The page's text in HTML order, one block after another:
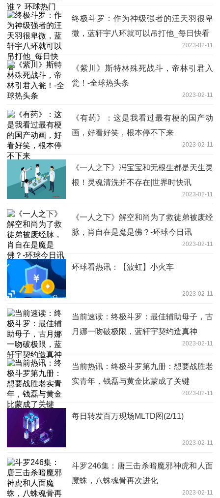
终极斗罗：作为神级强者的汪天羽很卑
微，蓝轩宇八环就可以吊打他_每日快看
2023-02-11
《紫川》斯特林殊死战斗，帝林引君入
瓮！-全球热头条
2023-02-11
《有药》：这是我看过最有梗的国产动
画，好看好笑，根本停不下来
2023-02-11
《一人之下》冯宝宝和无根生都是天生灵
根！灵魂清洗并不存在|世界时快讯
2023-02-11
《一人之下》解空和尚为了救徒弟被废经
脉，肖自在是魔是佛？-环球今日讯
2023-02-11
环球看热讯：【波虹】小火车
2023-02-11
当前速读：终极斗罗：最佳辅助母子，古
月娜一吻破极限，蓝轩宇契约造真神
2023-02-11
当前热讯：终极斗罗第九册：想要战胜老
实青年，钱磊与黄金比蒙成了关键
2023-02-11
每日转发百万现场MLTD图(2/11)
2023-02-11
斗罗246集：唐三击杀暗魔邪神虎和人面
魔蛛，八蛛魂骨再次进化
2023-02-11